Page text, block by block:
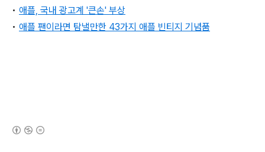
• 애플, 국내 광고계 '큰손' 부상
• 애플 팬이라면 탐낼만한 43가지 애플 빈티지 기념품